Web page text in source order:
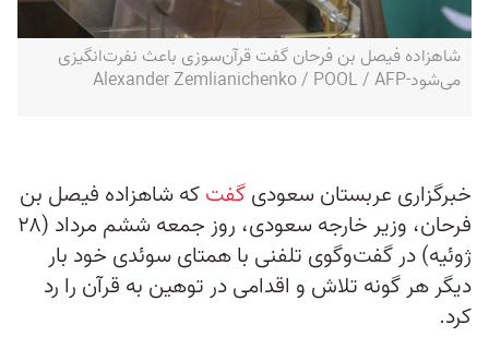
شاهزاده فیصل بن فرحان گفت قرآن‌سوزی باعث نفرت‌انگیزی
می‌شود-Alexander Zemlianichenko / POOL / AFP
خبرگزاری عربستان سعودیگفتکه شاهزاده فیصل بن
فرحان، وزیر خارجه سعودی، روز جمعه ششم مرداد (۲۸
ژوئیه) در گفت‌وگوی تلفنی با همتای سوئدی خود بار
دیگر هر گونه تلاش و اقدامی در توهین به قرآن را رد
کرد.